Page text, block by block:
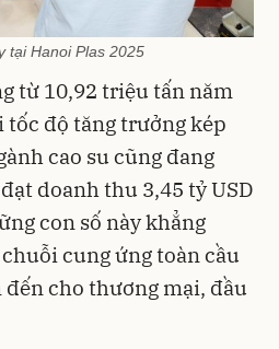
tại Hanoi Plas 2025
từ 10,92 triệu tấn năm
tốc độ tăng trưởng kép
cao su cũng đang
doanh thu 3,45 tỷ USD
con số này khẳng
cung ứng toàn cầu
cho thương mại, đầu